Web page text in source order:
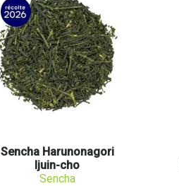
Sencha Harunonagori
Ijuin-cho
Sencha